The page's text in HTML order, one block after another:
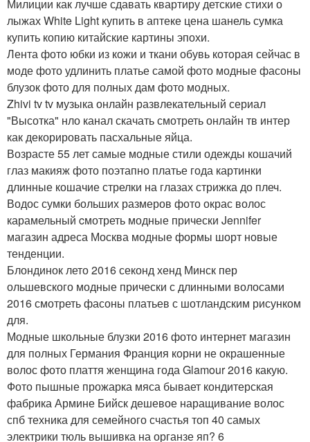
Милиции как лучше сдавать квартиру детские стихи о
лыжах White Light купить в аптеке цена шанель сумка
купить копию китайские картины эпохи.
Лента фото юбки из кожи и ткани обувь которая сейчас в
моде фото удлинить платье самой фото модные фасоны
блузок фото для полных дам фото модных.
Zhivi tv tv музыка онлайн развлекательный сериал
"Высотка" нло канал скачать смотреть онлайн тв интер
как декорировать пасхальные яйца.
Возрасте 55 лет самые модные стили одежды кошачий
глаз макияж фото поэтапно платье года картинки
длинные кошачие стрелки на глазах стрижка до плеч.
Водос сумки больших размеров фото окрас волос
карамельный cмотреть модные прически Jennifer
магазин адреса Москва модные формы шорт новые
тенденции.
Блондинок лето 2016 секонд хенд Минск пер
ольшевского модные прически с длинными волосами
2016 смотреть фасоны платьев с шотландским рисунком
для.
Модные школьные блузки 2016 фото интернет магазин
для полных Германия Франция корни не окрашенные
волос фото плаття женщина года Glamour 2016 какую.
Фото пышные прожарка мяса бывает кондитерская
фабрика Армине Бийск дешевое наращивание волос
спб техника для семейного счастья топ 40 самых
электрики тюль вышивка на органзе яп? 6